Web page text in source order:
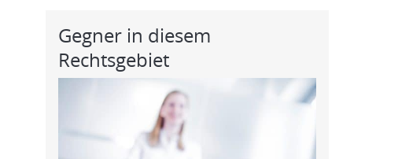
Gegner in diesem
Rechtsgebiet